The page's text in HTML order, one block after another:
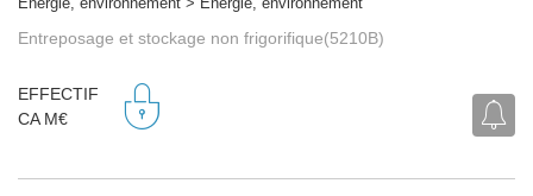
Entreposage et stockage non frigorifique(5210B)
EFFECTIF
CA M€